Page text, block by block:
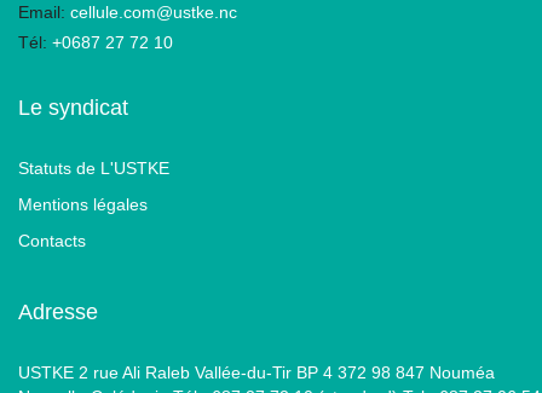
Email: cellule.com@ustke.nc
Tél: +0687 27 72 10
Le syndicat
Statuts de L'USTKE
Mentions légales
Contacts
Adresse
USTKE 2 rue Ali Raleb Vallée-du-Tir BP 4 372 98 847 Nouméa